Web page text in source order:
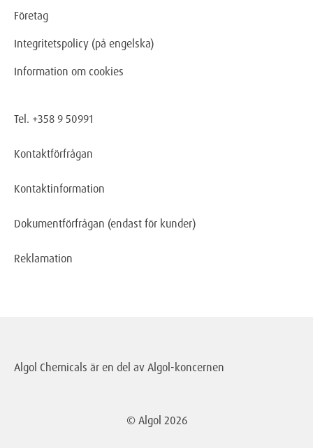
Företag
Integritetspolicy (på engelska)
Information om cookies
Tel. +358 9 50991
Kontaktförfrågan
Kontaktinformation
Dokumentförfrågan (endast för kunder)
Reklamation
Algol Chemicals är en del av Algol-koncernen
© Algol 2026